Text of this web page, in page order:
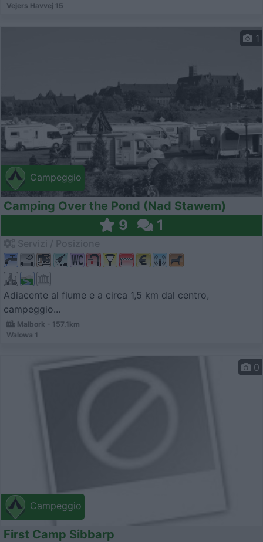
Vejers Havvej 15
Campeggio
1
Camping Over the Pond (Nad Stawem)
9 1
Adiacente al fiume e a circa 1,5 km dal centro,
campeggio...
Malbork - 157.1km
Walowa 1
Campeggio
0
First Camp Sibbarp